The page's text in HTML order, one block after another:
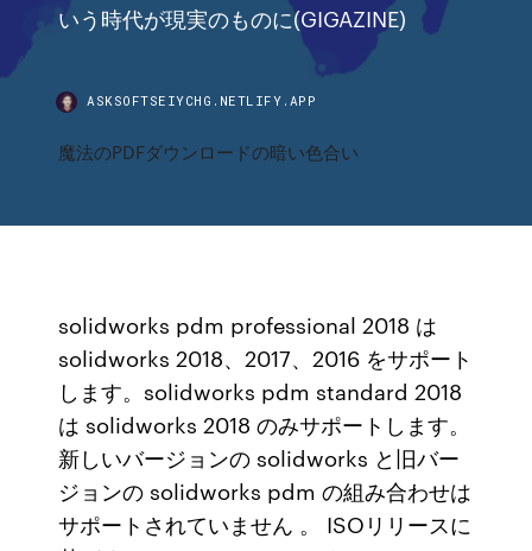
いう時代が現実のものに(GIGAZINE)
ASKSOFTSEIYCHG.NETLIFY.APP
魔法のPDFダウンロードの暗い色合い
solidworks pdm professional 2018 は
solidworks 2018、2017、2016 をサポート
します。solidworks pdm standard 2018
は solidworks 2018 のみサポートします。
新しいバージョンの solidworks と旧バー
ジョンの solidworks pdm の組み合わせは
サポートされていません 。 ISOリリースに